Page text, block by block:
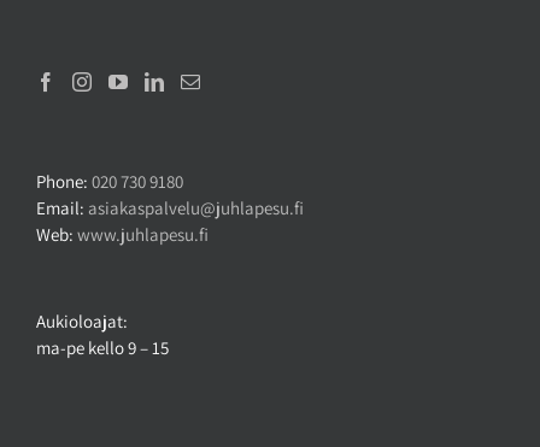
Phone: 020 730 9180
Email: asiakaspalvelu@juhlapesu.fi
Web: www.juhlapesu.fi
Aukioloajat:
ma-pe kello 9 – 15